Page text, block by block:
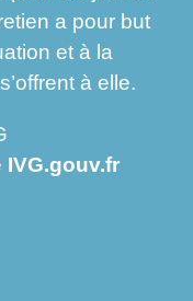
a pour but
et à la
à elle.
IVG.gouv.fr